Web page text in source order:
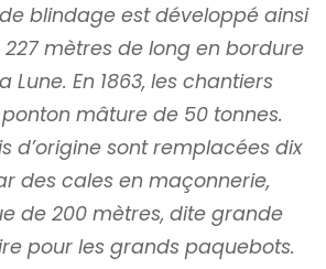
blindage est développé ainsi
227 mètres de long en bordure
En 1863, les chantiers
mâture de 50 tonnes.
d’origine sont remplacées dix
des cales en maçonnerie,
de 200 mètres, dite grande
pour les grands paquebots.